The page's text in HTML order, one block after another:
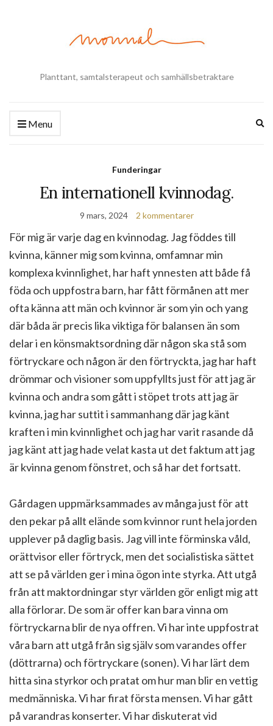
Planttant, samtalsterapeut och samhällsbetraktare
Menu
Funderingar
En internationell kvinnodag.
9 mars, 2024 2 kommentarer
För mig är varje dag en kvinnodag. Jag föddes till
kvinna, känner mig som kvinna, omfamnar min
komplexa kvinnlighet, har haft ynnesten att både få
föda och uppfostra barn, har fått förmånen att mer
ofta känna att män och kvinnor är som yin och yang
där båda är precis lika viktiga för balansen än som
delar i en könsmaktsordning där någon ska stå som
förtryckare och någon är den förtryckta, jag har haft
drömmar och visioner som uppfyllts just för att jag är
kvinna och andra som gått i stöpet trots att jag är
kvinna, jag har suttit i sammanhang där jag känt
kraften i min kvinnlighet och jag har varit rasande då
jag känt att jag hade velat kasta ut det faktum att jag
är kvinna genom fönstret, och så har det fortsatt.
Gårdagen uppmärksammades av många just för att
den pekar på allt elände som kvinnor runt hela jorden
upplever på daglig basis. Jag vill inte förminska våld,
orättvisor eller förtryck, men det socialistiska sättet
att se på världen ger i mina ögon inte styrka. Att utgå
från att maktordningar styr världen gör enligt mig att
alla förlorar. De som är offer kan bara vinna om
förtryckarna blir de nya offren. Vi har inte uppfostrat
våra barn att utgå från sig själv som varandes offer
(döttrarna) och förtryckare (sonen). Vi har lärt dem
hitta sina styrkor och pratat om hur man blir en vettig
medmänniska. Vi har firat första mensen. Vi har gått
på varandras konserter. Vi har diskuterat vid